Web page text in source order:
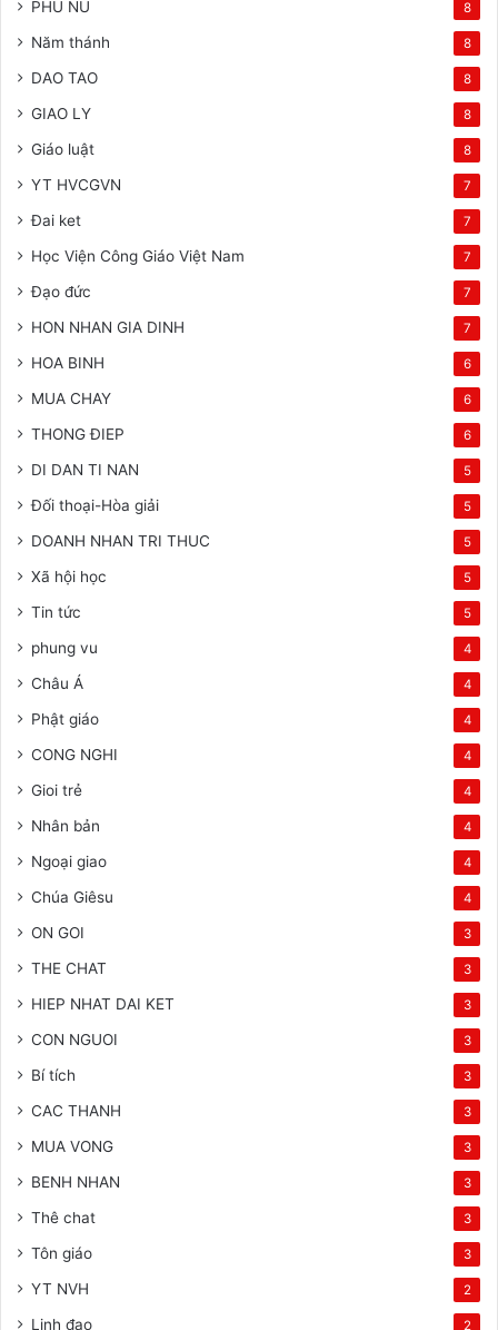
PHU NU 8
Năm thánh 8
DAO TAO 8
GIAO LY 8
Giáo luật 8
YT HVCGVN 7
Đai ket 7
Học Viện Công Giáo Việt Nam 7
Đạo đức 7
HON NHAN GIA DINH 7
HOA BINH 6
MUA CHAY 6
THONG ĐIEP 6
DI DAN TI NAN 5
Đối thoại-Hòa giải 5
DOANH NHAN TRI THUC 5
Xã hội học 5
Tin tức 5
phung vu 4
Châu Á 4
Phật giáo 4
CONG NGHI 4
Gioi trẻ 4
Nhân bản 4
Ngoại giao 4
Chúa Giêsu 4
ON GOI 3
THE CHAT 3
HIEP NHAT DAI KET 3
CON NGUOI 3
Bí tích 3
CAC THANH 3
MUA VONG 3
BENH NHAN 3
Thê chat 3
Tôn giáo 3
YT NVH 2
Linh đạo 2